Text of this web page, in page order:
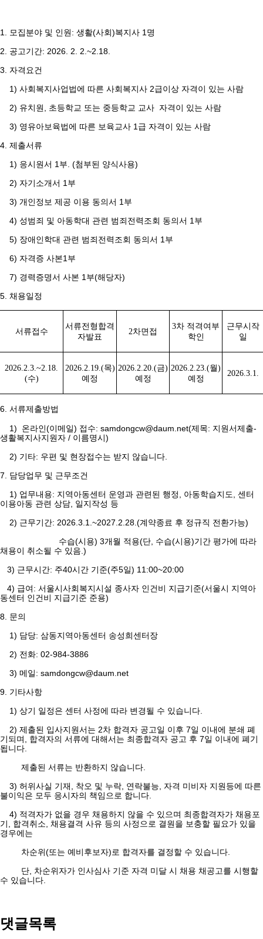
1. 모집분야 및 인원: 생활(사회)복지사 1명
2. 공고기간: 2026. 2. 2.~2. 18.
3. 자격요건
1) 사회복지사업법에 따른 사회복지사 2급이상 자격이 있는 사람
2) 유치원, 초등학교 또는 중등학교 교사 자격이 있는 사람
3) 영유아보육법에 따른 보육교사 1급 자격이 있는 사람
4. 제출서류
1) 응시원서 1부. (첨부된 양식사용)
2) 자기소개서 1부
3) 개인정보 제공 이용 동의서 1부
4) 성범죄 및 아동학대 관련 범죄전력조회 동의서 1부
5) 장애인학대 관련 범죄전력조회 동의서 1부
6) 자격증 사본1부
7) 경력증명서 사본 1부(해당자)
5. 채용일정
서류접수
서류전형합격
자발표
2차면접
3차 적격여부
학인
근무시작
일
2026.2.3.~2.18.
(수)
2026.2.19.(목)
예정
2026.2.20.(금)
예정
2026.2.23.(월)
예정
2026.3.1.
6. 서류제출방법
1) 온라인(이메일) 접수: samdongcw@daum.net(제목: 지원서제출-
생활복지사지원자 / 이름명시)
2) 기타: 우편 및 현장접수는 받지 않습니다.
7. 담당업무 및 근무조건
1) 업무내용: 지역아동센터 운영과 관련된 행정, 아동학습지도, 센터
이용아동 관련 상담, 일지작성 등
2) 근무기간: 2026.3.1.~2027.2.28.(계약종료 후 정규직 전환가능)
수습(시용) 3개월 적용(단, 수습(시용)기간 평가에 따라
채용이 취소될 수 있음.)
3) 근무시간: 주40시간 기준(주5일) 11:00~20:00
4) 급여: 서울시사회복지시설 종사자 인건비 지급기준(서울시 지역아
동센터 인건비 지급기준 준용)
8. 문의
1) 담당: 삼동지역아동센터 송성희센터장
2) 전화: 02-984-3886
3) 메일: samdongcw@daum.net
9. 기타사항
1) 상기 일정은 센터 사정에 따라 변경될 수 있습니다.
2) 제출된 입사지원서는 2차 합격자 공고일 이후 7일 이내에 분쇄 폐
기되며, 합격자의 서류에 대해서는 최종합격자 공고 후 7일 이내에 폐기
됩니다.
제출된 서류는 반환하지 않습니다.
3) 허위사실 기재, 착오 및 누락, 연락불능, 자격 미비자 지원등에 따른
불이익은 모두 응시자의 책임으로 합니다.
4) 적격자가 없을 경우 채용하지 않을 수 있으며 최종합격자가 채용포
기, 합격취소, 채용결격 사유 등의 사정으로 결원을 보충할 필요가 있을
경우에는
차순위(또는 예비후보자)로 합격자를 결정할 수 있습니다.
단, 차순위자가 인사심사 기준 자격 미달 시 채용 채공고를 시행할
수 있습니다.
댓글목록